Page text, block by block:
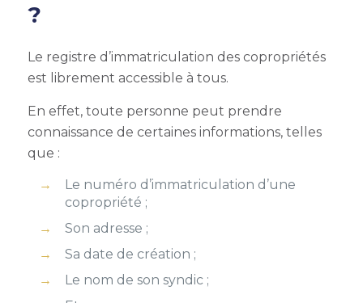
?
Le registre d’immatriculation des copropriétés
est librement accessible à tous.
En effet, toute personne peut prendre
connaissance de certaines informations, telles
que :
Le numéro d’immatriculation d’une
copropriété ;
Son adresse ;
Sa date de création ;
Le nom de son syndic ;